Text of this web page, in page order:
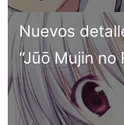
Nuevos
“Jūō Mujin no